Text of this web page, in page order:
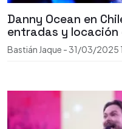
Danny Ocean en
entradas y
Bastián Jaque -31/03/2025